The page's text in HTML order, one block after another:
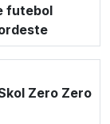
futebol
Zero Zero